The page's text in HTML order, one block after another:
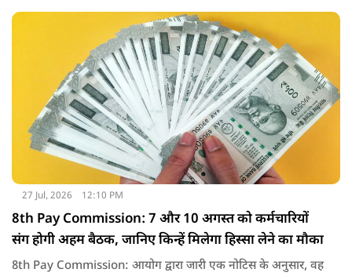
27 Jul, 2026 12:10 PM
8th Pay Commission: 7 और 10 अगस्त को कर्मचारियों
संग होगी अहम बैठक, जानिए किन्हें मिलेगा हिस्सा लेने का मौका
8th Pay Commission: आयोग द्वारा जारी एक नोटिस के अनुसार, वह